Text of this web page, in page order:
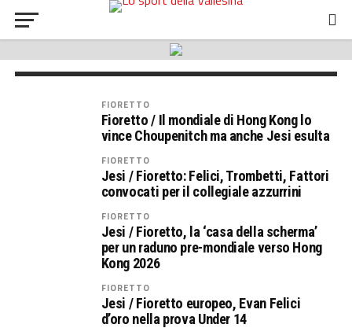
Scherma / Fioretto mondiali: Tommaso
Marini e l’Italia oro a squadre
FIORETTO
Fioretto / Il mondiale di Hong Kong lo
vince Choupenitch ma anche Jesi esulta
FIORETTO
Jesi / Fioretto: Felici, Trombetti, Fattori
convocati per il collegiale azzurrini
FIORETTO
Jesi / Fioretto, la ‘casa della scherma’
per un raduno pre-mondiale verso Hong
Kong 2026
FIORETTO
Jesi / Fioretto europeo, Evan Felici
d’oro nella prova Under 14